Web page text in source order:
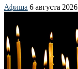
Афиша 6 августа 2026